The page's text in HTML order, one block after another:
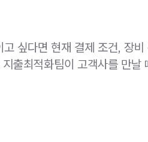
싶다면 현재 결제 조건, 장비
출최적화팀이 고객사를 만날